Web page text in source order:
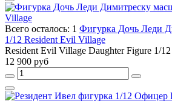
Всего осталось: 1 Фигурка Дочь Леди
1/12 Resident Evil Village
Resident Evil Village Daughter Figure 1/
12 900 руб